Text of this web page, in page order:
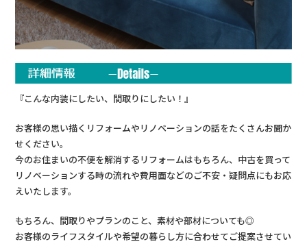
『こんな内装にしたい、間取りにしたい！』
お客様の思い描くリフォームやリノベーションの話をたくさんお聞か
せください。
今のお住まいの不便を解消するリフォームはもちろん、中古を買って
リノベーションする時の流れや費用面などのご不安・疑問点にもお応
えいたします。
もちろん、間取りやプランのこと、素材や部材についても◎
お客様のライフスタイルや希望の暮らし方に合わせてご提案させてい